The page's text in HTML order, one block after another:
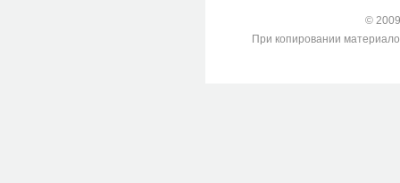
©
При копировании